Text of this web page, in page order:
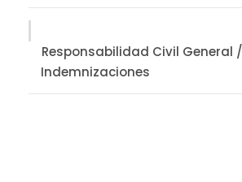
Responsabilidad Civil General /
Indemnizaciones